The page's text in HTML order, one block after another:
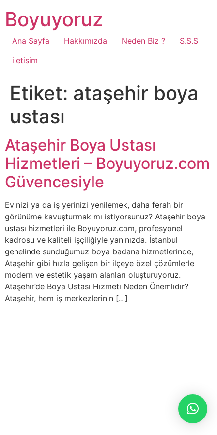
Boyuyoruz
Ana Sayfa Hakkımızda Neden Biz ?
S.S.S
iletisim
Etiket: ataşehir boya
ustası
Ataşehir Boya Ustası
Hizmetleri – Boyuyoruz.com
Güvencesiyle
Evinizi ya da iş yerinizi yenilemek, daha ferah bir
görünüme kavuşturmak mı istiyorsunuz? Ataşehir boya
ustası hizmetleri ile Boyuyoruz.com, profesyonel
kadrosu ve kaliteli işçiliğiyle yanınızda. İstanbul
genelinde sunduğumuz boya badana hizmetlerinde,
Ataşehir gibi hızla gelişen bir ilçeye özel çözümlerle
modern ve estetik yaşam alanları oluşturuyoruz.
Ataşehir’de Boya Ustası Hizmeti Neden Önemlidir?
Ataşehir, hem iş merkezlerinin […]